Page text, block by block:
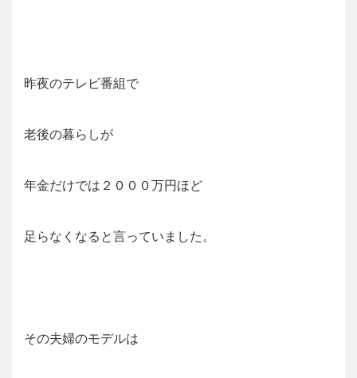
昨夜のテレビ番組で
老後の暮らしが
年金だけでは２０００万円ほど
足らなくなると言っていました。
その夫婦のモデルは